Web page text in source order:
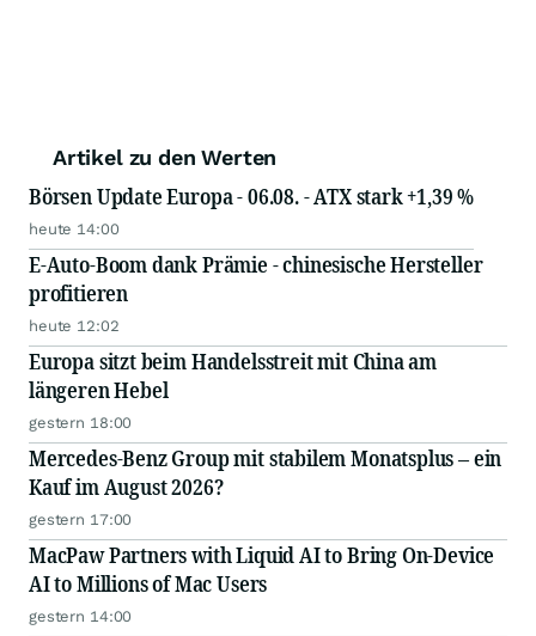
Artikel zu den Werten
Börsen Update Europa - 06.08. - ATX stark +1,39 %
heute 14:00
E-Auto-Boom dank Prämie - chinesische Hersteller
profitieren
heute 12:02
Europa sitzt beim Handelsstreit mit China am
längeren Hebel
gestern 18:00
Mercedes-Benz Group mit stabilem Monatsplus – ein
Kauf im August 2026?
gestern 17:00
MacPaw Partners with Liquid AI to Bring On-Device
AI to Millions of Mac Users
gestern 14:00